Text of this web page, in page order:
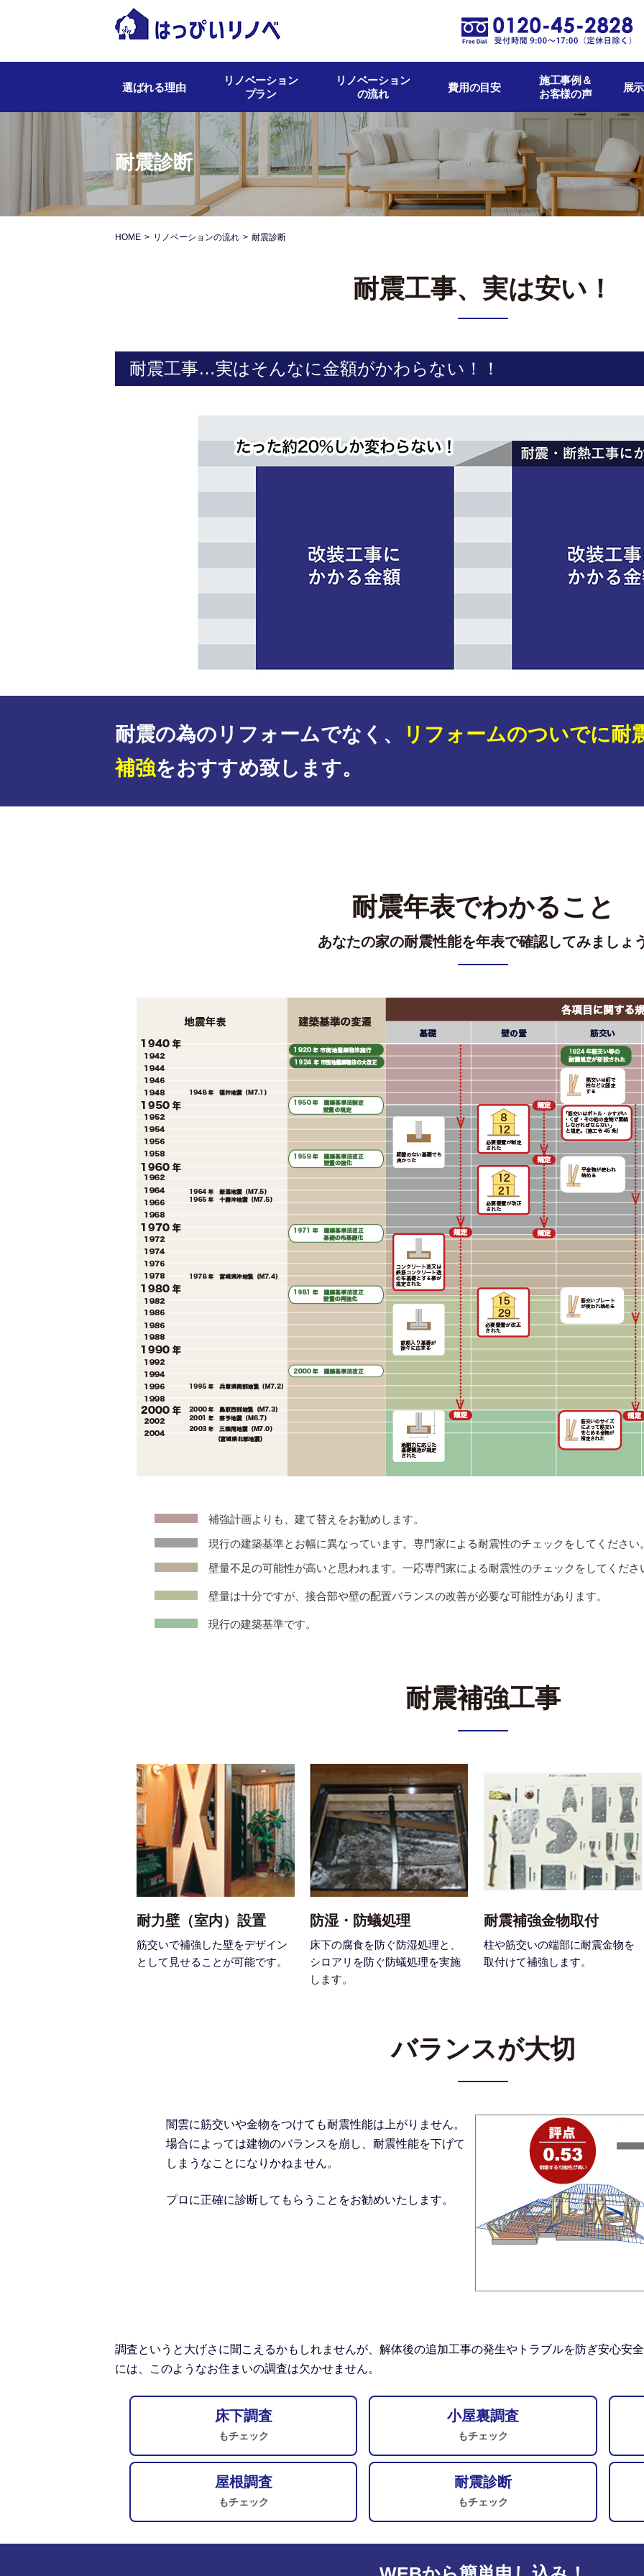
選ばれる理由
リノベーション
プラン
リノベーション
の流れ
費用の目安
施工事例＆
お客様の声
展
耐震診断
HOME リノベーションの流れ 耐震診断
耐震工事、実は安い！
耐震工事…実はそんなに金額がかわらない！！
耐震の為のリフォームでなく、
リフォームのついでに耐
補強をおすすめ致します。
耐震年表でわかること
あなたの家の耐震性能を年表で確認してみましょ
補強計画よりも、建て替えをお勧めします。
現行の建築基準とお幅に異なっています。専門家による耐震性のチェックをしてください
壁量不足の可能性が高いと思われます。一応専門家による耐震性のチェックをしてくださ
壁量は十分ですが、接合部や壁の配置バランスの改善が必要な可能性があります。
現行の建築基準です。
耐震補強工事
耐力壁（室内）設置
筋交いで補強した壁をデザイン
として見せることが可能です。
防湿・防蟻処理
床下の腐食を防ぐ防湿処理と、
シロアリを防ぐ防蟻処理を実施
します。
耐震補強金物取付
柱や筋交いの端部に耐震金物を
取付けて補強します。
バランスが大切
闇雲に筋交いや金物をつけても耐震性能は上がりません。
場合によっては建物のバランスを崩し、耐震性能を下げて
しまうなことになりかねません。
プロに正確に診断してもらうことをお勧めいたします。
調査というと大げさに聞こえるかもしれませんが、解体後の追加工事の発生やトラブルを防ぎ安心安
には、このようなお住まいの調査は欠かせません。
床下調査
もチェック
小屋裏調査
もチェック
屋根調査
もチェック
耐震診断
もチェック